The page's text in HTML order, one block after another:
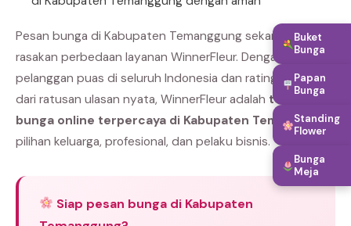
Pesan bunga di Kabupaten Temanggung sekarang dan
rasakan perbedaan layanan WinnerFleur. Dengan ribuan
pelanggan puas di seluruh Indonesia dan rating bintang 5
dari ratusan ulasan nyata, WinnerFleur adalah toko
bunga online terpercaya di Kabupaten Temanggung
pilihan keluarga, profesional, dan pelaku bisnis.
Siap pesan bunga di Kabupaten
Buket
Bunga
Papan
Bunga
Standing
Flower
Bunga
Meja